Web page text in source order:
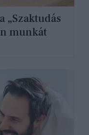
„Szaktudás
munkát